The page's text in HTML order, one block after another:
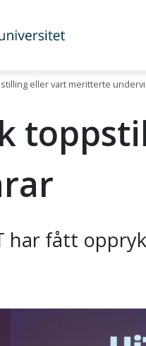
eller vart meritterte
har fått